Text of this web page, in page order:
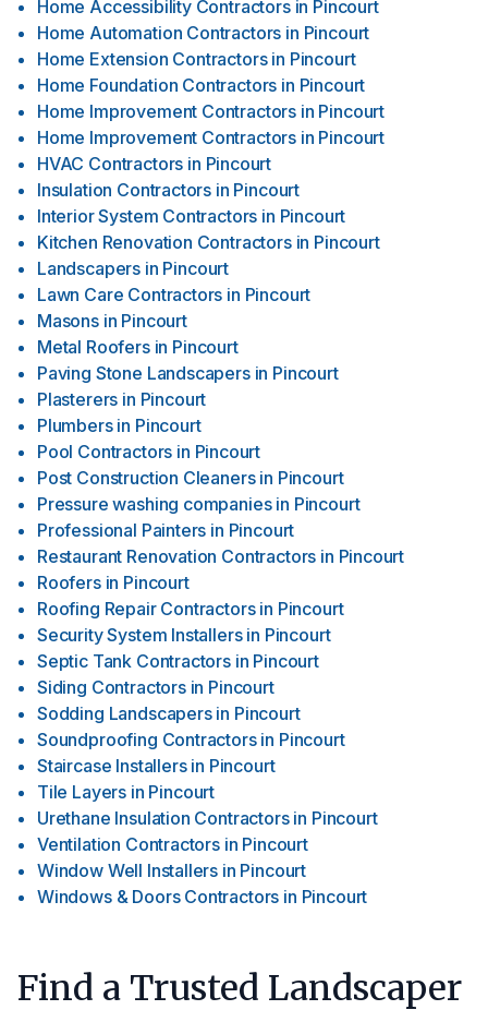
Home Accessibility Contractors in Pincourt
Home Automation Contractors in Pincourt
Home Extension Contractors in Pincourt
Home Foundation Contractors in Pincourt
Home Improvement Contractors in Pincourt
Home Improvement Contractors in Pincourt
HVAC Contractors in Pincourt
Insulation Contractors in Pincourt
Interior System Contractors in Pincourt
Kitchen Renovation Contractors in Pincourt
Landscapers in Pincourt
Lawn Care Contractors in Pincourt
Masons in Pincourt
Metal Roofers in Pincourt
Paving Stone Landscapers in Pincourt
Plasterers in Pincourt
Plumbers in Pincourt
Pool Contractors in Pincourt
Post Construction Cleaners in Pincourt
Pressure washing companies in Pincourt
Professional Painters in Pincourt
Restaurant Renovation Contractors in Pincourt
Roofers in Pincourt
Roofing Repair Contractors in Pincourt
Security System Installers in Pincourt
Septic Tank Contractors in Pincourt
Siding Contractors in Pincourt
Sodding Landscapers in Pincourt
Soundproofing Contractors in Pincourt
Staircase Installers in Pincourt
Tile Layers in Pincourt
Urethane Insulation Contractors in Pincourt
Ventilation Contractors in Pincourt
Window Well Installers in Pincourt
Windows & Doors Contractors in Pincourt
Find a Trusted Landscaper